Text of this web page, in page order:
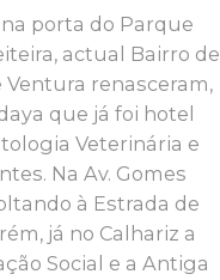
porta do Parque
actual Bairro de
Ventura renasceram,
que já foi hotel
Veterinária e
Na Av. Gomes
à Estrada de
já no Calhariz a
Social e a Antiga